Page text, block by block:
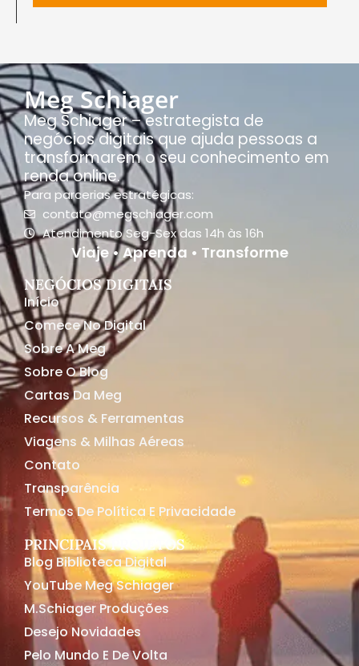
Meg Schiager
Meg Schiager – estrategista de
negócios digitais que ajuda pessoas a
transformarem o seu conhecimento em
renda online.
Para parcerias estratégicas:
contato@megschiager.com
Atendimento Seg-Sex das 14h às 16h
Viaje • Aprenda • Transforme
NEGÓCIOS DIGITAIS
Início
Comece No Digital
Sobre A Meg
Sobre O Blog
Cartas Da Meg
Recursos & Ferramentas
Viagens & Milhas Aéreas
Contato
Transparência
Termos De Política E Privacidade
PRINCIPAIS PROJETOS
Blog Biblioteca Digital
YouTube Meg Schiager
M.Schiager Produções
Desejo Novidades
Pelo Mundo E De Volta